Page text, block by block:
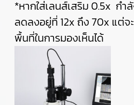
*หากใส่เลนส์เสริม 0.5x กำ
ลดลงอยู่ที่ 12x ถึง 70x แต่จ
พื้นที่ในการมองเห็นได้